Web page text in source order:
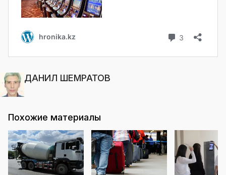
ДАНИЛ ШЕМРАТОВ
Похожие материалы